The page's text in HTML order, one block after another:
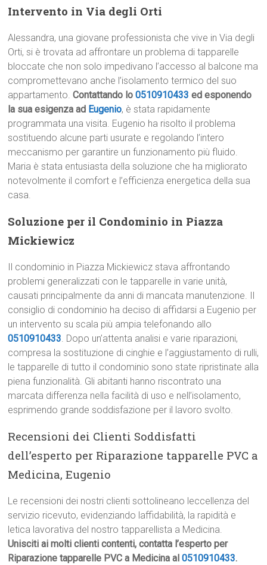
Intervento in Via degli Orti
Alessandra, una giovane professionista che vive in Via degli
Orti, si è trovata ad affrontare un problema di tapparelle
bloccate che non solo impedivano l’accesso al balcone ma
compromettevano anche l’isolamento termico del suo
appartamento.Contattando lo0510910433 ed esponendo
la sua esigenza ad Eugenio, è stata rapidamente
programmata una visita. Eugenio ha risolto il problema
sostituendo alcune parti usurate e regolando l’intero
meccanismo per garantire un funzionamento più fluido.
Maria è stata entusiasta della soluzione che ha migliorato
notevolmente il comfort e l’efficienza energetica della sua
casa.
Soluzione per il Condominio in Piazza
Mickiewicz
Il condominio in Piazza Mickiewicz stava affrontando
problemi generalizzati con le tapparelle in varie unità,
causati principalmente da anni di mancata manutenzione. Il
consiglio di condominio ha deciso di affidarsi a Eugenio per
un intervento su scala più ampia telefonando allo
0510910433. Dopo un’attenta analisi e varie riparazioni,
compresa la sostituzione di cinghie e l’aggiustamento di rulli,
le tapparelle di tutto il condominio sono state ripristinate alla
piena funzionalità. Gli abitanti hanno riscontrato una
marcata differenza nella facilità di uso e nell’isolamento,
esprimendo grande soddisfazione per il lavoro svolto.
Recensioni dei Clienti Soddisfatti
dell’esperto per Riparazione tapparelle PVC a
Medicina, Eugenio
Le recensioni dei nostri clienti sottolineano leccellenza del
servizio ricevuto, evidenziando laffidabilità, la rapidità e
letica lavorativa del nostro tapparellista a Medicina.
Unisciti ai molti clienti contenti, contatta l’esperto per
Riparazione tapparelle PVC a Medicina al0510910433.